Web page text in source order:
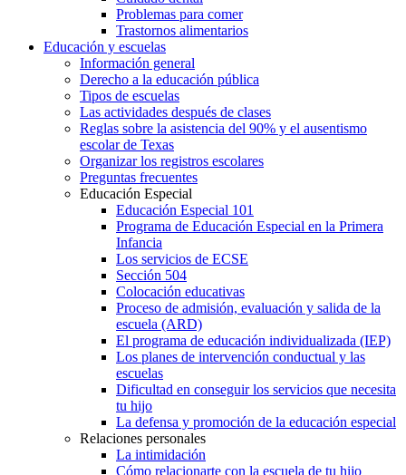
Problemas para comer
Trastornos alimentarios
Educación y escuelas
Información general
Derecho a la educación pública
Tipos de escuelas
Las actividades después de clases
Reglas sobre la asistencia del 90% y el ausentismo
escolar de Texas
Organizar los registros escolares
Preguntas frecuentes
Educación Especial
Educación Especial 101
Programa de Educación Especial en la Primera
Infancia
Los servicios de ECSE
Sección 504
Colocación educativas
Proceso de admisión, evaluación y salida de la
escuela (ARD)
El programa de educación individualizada (IEP)
Los planes de intervención conductual y las
escuelas
Dificultad en conseguir los servicios que necesita
tu hijo
La defensa y promoción de la educación especial
Relaciones personales
La intimidación
Cómo relacionarte con la escuela de tu hijo